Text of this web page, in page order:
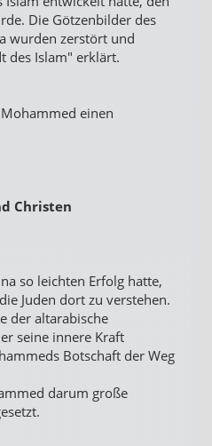
Die Götzenbilder des
wurden zerstört und
des Islam" erklärt.
einen
Christen
so leichten Erfolg hatte,
Juden dort zu verstehen.
der altarabische
seine innere Kraft
Botschaft der Weg
darum große